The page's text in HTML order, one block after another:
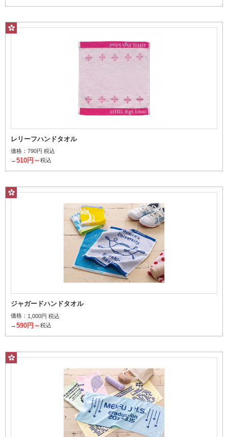
レリーフハンドタオル
価格： 790円 税込
→510円～税込
ジャガードハンドタオル
価格： 1,000円 税込
→590円～税込